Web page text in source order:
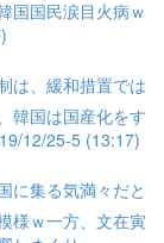
国国民涙目火病ｗ
は、緩和措置では
韓国は国産化をす
12/25-5 (13:17)
に集る気満々だと
様ｗ一方、文在寅